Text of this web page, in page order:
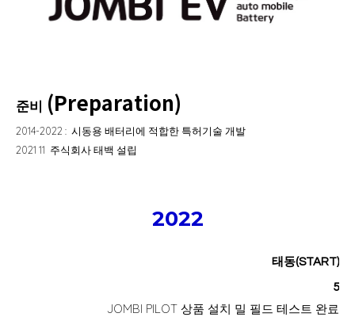
준비 (Preparation)
2014-2022 : 시동용 배터리에 적합한 특허기술 개발
2021 11 주식회사 태백 설립
2022
태동(START)
5
JOMBI PILOT 상품 설치 밀 필드 테스트 완료